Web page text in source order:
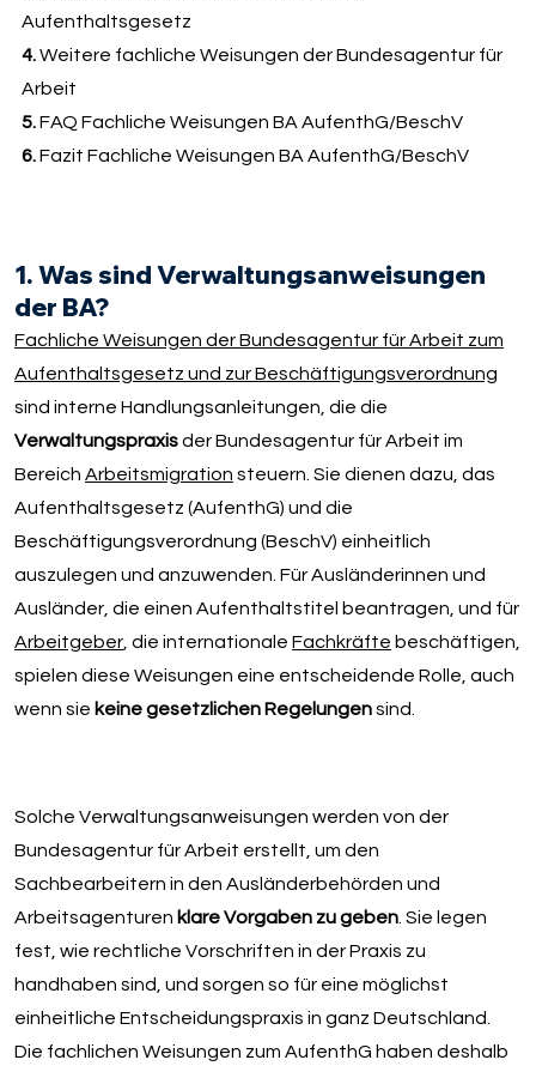
Aufenthaltsgesetz
4.Weitere fachliche Weisungen der Bundesagentur für
Arbeit
5.FAQ Fachliche Weisungen BA AufenthG/BeschV
6.Fazit Fachliche Weisungen BA AufenthG/BeschV
1. Was sind Verwaltungsanweisungen
der BA?
Fachliche Weisungen der Bundesagentur für Arbeit zum
Aufenthaltsgesetz und zur Beschäftigungsverordnung
sind interne Handlungsanleitungen, die die
Verwaltungspraxisder Bundesagentur für Arbeit im
BereichArbeitsmigration steuern. Sie dienen dazu, das
Aufenthaltsgesetz (AufenthG) und die
Beschäftigungsverordnung (BeschV) einheitlich
auszulegen und anzuwenden. Für Ausländerinnen und
Ausländer, die einen Aufenthaltstitel beantragen, und für
Arbeitgeber , die internationaleFachkräfte beschäftigen,
spielen diese Weisungen eine entscheidende Rolle, auch
wenn sie keine gesetzlichen Regelungensind.
Solche Verwaltungsanweisungen werden von der
Bundesagentur für Arbeit erstellt, um den
Sachbearbeitern in den Ausländerbehörden und
Arbeitsagenturen klare Vorgaben zu geben. Sie legen
fest, wie rechtliche Vorschriften in der Praxis zu
handhaben sind, und sorgen so für eine möglichst
einheitliche Entscheidungspraxis in ganz Deutschland.
Die fachlichen Weisungen zum AufenthG haben deshalb